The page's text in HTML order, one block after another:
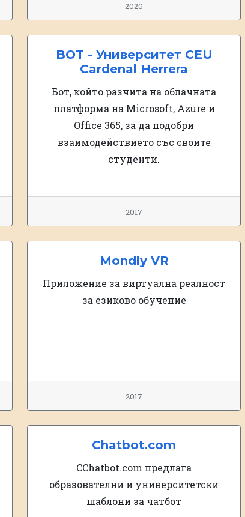
2020
BOT - Университет CEU
Cardenal Herrera
Бот, който разчита на облачната
платформа на Microsoft, Azure и
Office 365, за да подобри
взаимодействието със своите
студенти.
2017
Mondly VR
Приложение за виртуална реалност
за езиково обучение
2017
Chatbot.com
CChatbot.com предлага
образователни и университетски
шаблони за чатбот